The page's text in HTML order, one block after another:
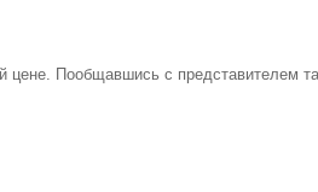
цене. Пообщавшись с представителем